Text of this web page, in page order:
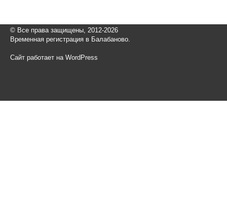
© Все права защищены, 2012-2026
Временная регистрация в Балабаново.
Сайт работает на WordPress